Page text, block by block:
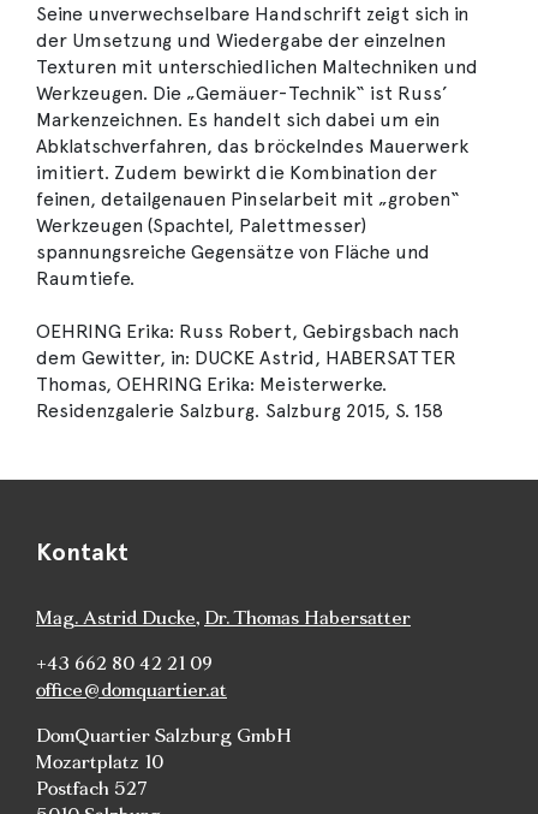
Seine unverwechselbare Handschrift zeigt sich in
der Umsetzung und Wiedergabe der einzelnen
Texturen mit unterschiedlichen Maltechniken und
Werkzeugen. Die „Gemäuer-Technik“ ist Russ’
Markenzeichnen. Es handelt sich dabei um ein
Abklatschverfahren, das bröckelndes Mauerwerk
imitiert. Zudem bewirkt die Kombination der
feinen, detailgenauen Pinselarbeit mit „groben“
Werkzeugen (Spachtel, Palettmesser)
spannungsreiche Gegensätze von Fläche und
Raumtiefe.
OEHRING Erika: Russ Robert, Gebirgsbach nach
dem Gewitter, in: DUCKE Astrid, HABERSATTER
Thomas, OEHRING Erika: Meisterwerke.
Residenzgalerie Salzburg. Salzburg 2015, S. 158
Kontakt
Mag. Astrid Ducke, Dr. Thomas Habersatter
+43 662 80 42 21 09
office@domquartier.at
DomQuartier Salzburg GmbH
Mozartplatz 10
Postfach 527